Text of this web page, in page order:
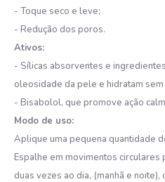
- Toque seco e leve;
- Redução dos poros.
Ativos:
- Sílicas absorventes e
oleosidade da pele e hidratam
- Bisabolol, que promove ação
Modo de uso:
Aplique uma pequena quantidade
Espalhe em movimentos
duas vezes ao dia, (manhã e